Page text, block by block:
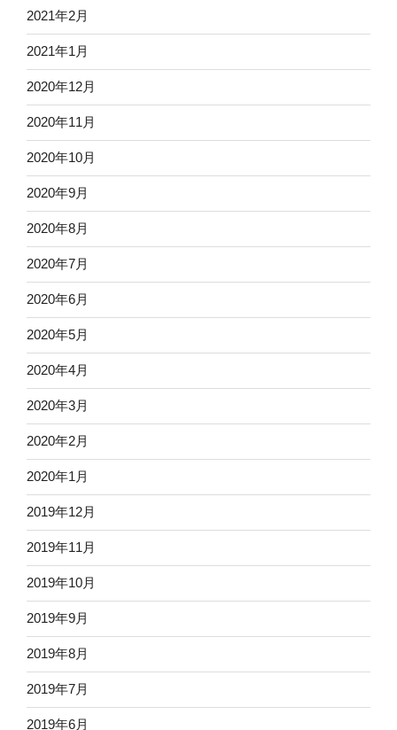
2021年2月
2021年1月
2020年12月
2020年11月
2020年10月
2020年9月
2020年8月
2020年7月
2020年6月
2020年5月
2020年4月
2020年3月
2020年2月
2020年1月
2019年12月
2019年11月
2019年10月
2019年9月
2019年8月
2019年7月
2019年6月